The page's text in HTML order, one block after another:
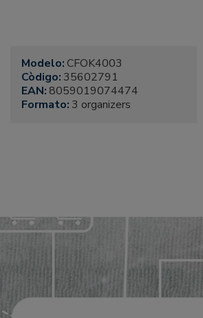
Modelo: CFOK4003
Còdigo: 35602791
EAN: 8059019074474
Formato: 3 organizers